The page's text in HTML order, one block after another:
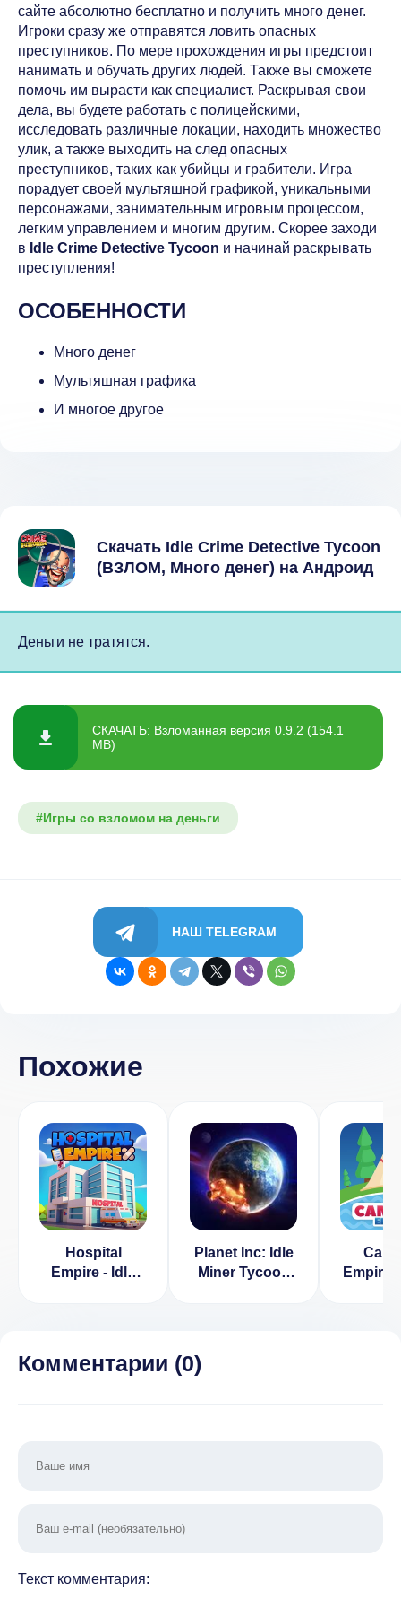
сайте абсолютно бесплатно и получить много денег.
Игроки сразу же отправятся ловить опасных
преступников. По мере прохождения игры предстоит
нанимать и обучать других людей. Также вы сможете
помочь им вырасти как специалист. Раскрывая свои
дела, вы будете работать с полицейскими,
исследовать различные локации, находить множество
улик, а также выходить на след опасных
преступников, таких как убийцы и грабители. Игра
порадует своей мультяшной графикой, уникальными
персонажами, занимательным игровым процессом,
легким управлением и многим другим. Скорее заходи
в Idle Crime Detective Tycoon и начинай раскрывать
преступления!
ОСОБЕННОСТИ
Много денег
Мультяшная графика
И многое другое
Скачать Idle Crime Detective Tycoon
(ВЗЛОМ, Много денег) на Андроид
Деньги не тратятся.
СКАЧАТЬ: Взломанная версия 0.9.2 (154.1
MB)
#Игры со взломом на деньги
НАШ TELEGRAM
Похожие
Hospital
Empire - Idle
Planet Inc: Idle
Miner Tycoon
Empire
Комментарии (0)
Текст комментария: